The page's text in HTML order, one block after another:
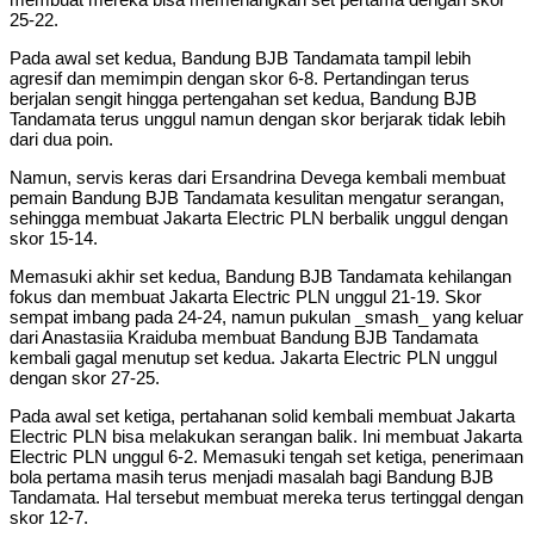
25-22.
Pada awal set kedua, Bandung BJB Tandamata tampil lebih
agresif dan memimpin dengan skor 6-8. Pertandingan terus
berjalan sengit hingga pertengahan set kedua, Bandung BJB
Tandamata terus unggul namun dengan skor berjarak tidak lebih
dari dua poin.
Namun, servis keras dari Ersandrina Devega kembali membuat
pemain Bandung BJB Tandamata kesulitan mengatur serangan,
sehingga membuat Jakarta Electric PLN berbalik unggul dengan
skor 15-14.
Memasuki akhir set kedua, Bandung BJB Tandamata kehilangan
fokus dan membuat Jakarta Electric PLN unggul 21-19. Skor
sempat imbang pada 24-24, namun pukulan _smash_ yang keluar
dari Anastasiia Kraiduba membuat Bandung BJB Tandamata
kembali gagal menutup set kedua. Jakarta Electric PLN unggul
dengan skor 27-25.
Pada awal set ketiga, pertahanan solid kembali membuat Jakarta
Electric PLN bisa melakukan serangan balik. Ini membuat Jakarta
Electric PLN unggul 6-2. Memasuki tengah set ketiga, penerimaan
bola pertama masih terus menjadi masalah bagi Bandung BJB
Tandamata. Hal tersebut membuat mereka terus tertinggal dengan
skor 12-7.